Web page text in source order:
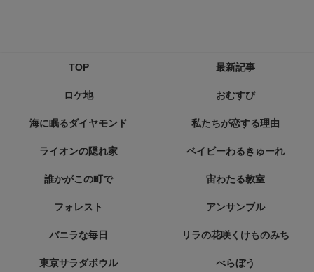
TOP 最新記事
ロケ地 おむすび
海に眠るダイヤモンド 私たちが恋する理由
ライオンの隠れ家 ベイビーわるきゅーれ
誰かがこの町で 宙わたる教室
フォレスト アンサンブル
バニラな毎日 リラの花咲くけものみち
東京サラダボウル べらぼう